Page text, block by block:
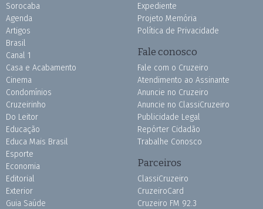
Sorocaba
Agenda
Artigos
Brasil
Canal 1
Casa e Acabamento
Cinema
Condomínios
Cruzeirinho
Do Leitor
Educação
Educa Mais Brasil
Esporte
Economia
Editorial
Exterior
Guia Saúde
Expediente
Projeto Memória
Política de Privacidade
Fale conosco
Fale com o Cruzeiro
Atendimento ao Assinante
Anuncie no Cruzeiro
Anuncie no ClassiCruzeiro
Publicidade Legal
Repórter Cidadão
Trabalhe Conosco
Parceiros
ClassiCruzeiro
CruzeiroCard
Cruzeiro FM 92.3